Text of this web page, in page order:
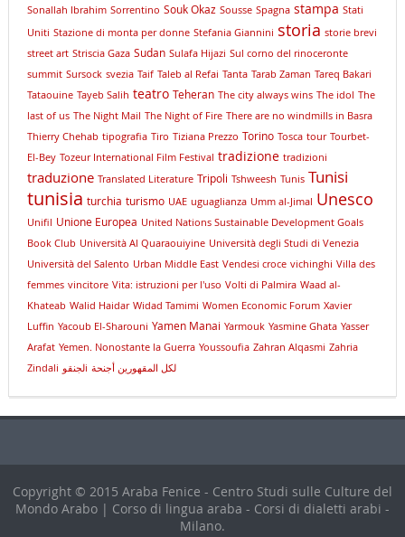
Sonallah Ibrahim Sorrentino Souk Okaz Sousse Spagna stampa Stati
Uniti Stazione di monta per donne Stefania Giannini storia storie brevi
street art Striscia Gaza Sudan Sulafa Hijazi Sul corno del rinoceronte
summit Sursock svezia Taif Taleb al Refai Tanta Tarab Zaman Tareq Bakari
Tataouine Tayeb Salih teatro Teheran The city always wins The idol The
last of us The Night Mail The Night of Fire There are no windmills in Basra
Thierry Chehab tipografia Tiro Tiziana Prezzo Torino Tosca tour Tourbet-
El-Bey Tozeur International Film Festival tradizione tradizioni
traduzione Translated Literature Tripoli Tshweesh Tunis Tunisi
tunisia turchia turismo UAE uguaglianza Umm al-Jimal Unesco
Unifil Unione Europea United Nations Sustainable Development Goals
Book Club Università Al Quaraouiyine Università degli Studi di Venezia
Università del Salento Urban Middle East Vendesi croce vichinghi Villa des
femmes vincitore Vita: istruzioni per l'uso Volti di Palmira Waad al-
Khateab Walid Haidar Widad Tamimi Women Economic Forum Xavier
Luffin Yacoub El-Sharouni Yamen Manai Yarmouk Yasmine Ghata Yasser
Arafat Yemen. Nonostante la Guerra Youssoufia Zahran Alqasmi Zahria
Zindali
لجنقوi لكل المقهورين أجنحة
Copyright © 2015 Araba Fenice - Centro Studi sulle Culture del
Mondo Arabo | Corso di lingua araba - Corsi di dialetti arabi -
Milano.